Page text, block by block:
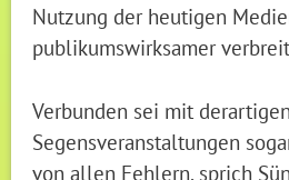
Nutzung der heutigen
publikumswirksamer
Verbunden sei mit
Segensveranstaltungen
von allen Fehlern, sprich